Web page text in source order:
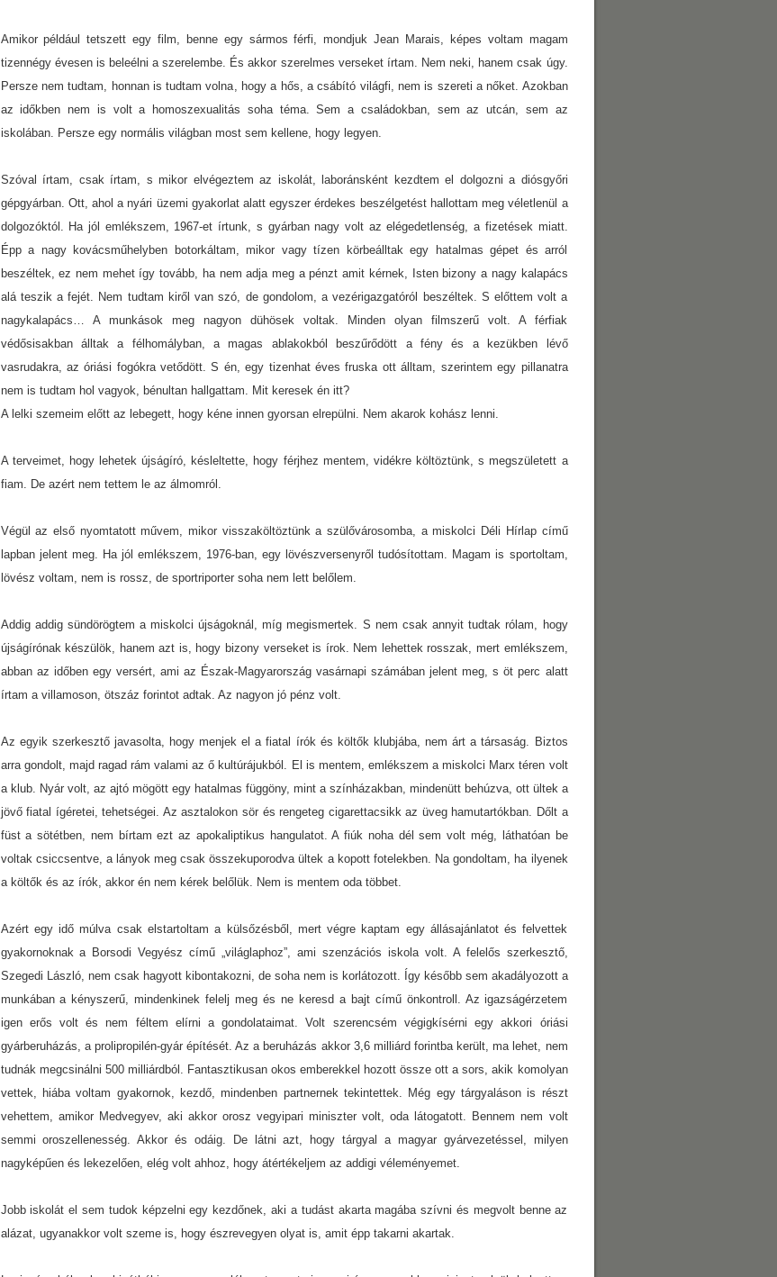
Amikor például tetszett egy film, benne egy sármos férfi, mondjuk Jean Marais, képes voltam magam
tizennégy évesen is beleélni a szerelembe. És akkor szerelmes verseket írtam. Nem neki, hanem csak úgy.
Persze nem tudtam, honnan is tudtam volna, hogy a hős, a csábító világfi, nem is szereti a nőket. Azokban
az időkben nem is volt a homoszexualitás soha téma. Sem a családokban, sem az utcán, sem az
iskolában. Persze egy normális világban most sem kellene, hogy legyen.
Szóval írtam, csak írtam, s mikor elvégeztem az iskolát, laboránsként kezdtem el dolgozni a diósgyőri
gépgyárban. Ott, ahol a nyári üzemi gyakorlat alatt egyszer érdekes beszélgetést hallottam meg véletlenül a
dolgozóktól. Ha jól emlékszem, 1967-et írtunk, s gyárban nagy volt az elégedetlenség, a fizetések miatt.
Épp a nagy kovácsműhelyben botorkáltam, mikor vagy tízen körbeálltak egy hatalmas gépet és arról
beszéltek, ez nem mehet így tovább, ha nem adja meg a pénzt amit kérnek, Isten bizony a nagy kalapács
alá teszik a fejét. Nem tudtam kiről van szó, de gondolom, a vezérigazgatóról beszéltek. S előttem volt a
nagykalapács… A munkások meg nagyon dühösek voltak. Minden olyan filmszerű volt. A férfiak
védősisakban álltak a félhomályban, a magas ablakokból beszűrődött a fény és a kezükben lévő
vasrudakra, az óriási fogókra vetődött. S én, egy tizenhat éves fruska ott álltam, szerintem egy pillanatra
nem is tudtam hol vagyok, bénultan hallgattam. Mit keresek én itt?
A lelki szemeim előtt az lebegett, hogy kéne innen gyorsan elrepülni. Nem akarok kohász lenni.
A terveimet, hogy lehetek újságíró, késleltette, hogy férjhez mentem, vidékre költöztünk, s megszületett a
fiam. De azért nem tettem le az álmomról.
Végül az első nyomtatott művem, mikor visszaköltöztünk a szülővárosomba, a miskolci Déli Hírlap című
lapban jelent meg. Ha jól emlékszem, 1976-ban, egy lövészversenyről tudósítottam. Magam is sportoltam,
lövész voltam, nem is rossz, de sportriporter soha nem lett belőlem.
Addig addig sündörögtem a miskolci újságoknál, míg megismertek. S nem csak annyit tudtak rólam, hogy
újságírónak készülök, hanem azt is, hogy bizony verseket is írok. Nem lehettek rosszak, mert emlékszem,
abban az időben egy versért, ami az Észak-Magyarország vasárnapi számában jelent meg, s öt perc alatt
írtam a villamoson, ötszáz forintot adtak. Az nagyon jó pénz volt.
Az egyik szerkesztő javasolta, hogy menjek el a fiatal írók és költők klubjába, nem árt a társaság. Biztos
arra gondolt, majd ragad rám valami az ő kultúrájukból. El is mentem, emlékszem a miskolci Marx téren volt
a klub. Nyár volt, az ajtó mögött egy hatalmas függöny, mint a színházakban, mindenütt behúzva, ott ültek a
jövő fiatal ígéretei, tehetségei. Az asztalokon sör és rengeteg cigarettacsikk az üveg hamutartókban. Dőlt a
füst a sötétben, nem bírtam ezt az apokaliptikus hangulatot. A fiúk noha dél sem volt még, láthatóan be
voltak csiccsentve, a lányok meg csak összekuporodva ültek a kopott fotelekben. Na gondoltam, ha ilyenek
a költők és az írók, akkor én nem kérek belőlük. Nem is mentem oda többet.
Azért egy idő múlva csak elstartoltam a külsőzésből, mert végre kaptam egy állásajánlatot és felvettek
gyakornoknak a Borsodi Vegyész című „világlaphoz”, ami szenzációs iskola volt. A felelős szerkesztő,
Szegedi László, nem csak hagyott kibontakozni, de soha nem is korlátozott. Így később sem akadályozott a
munkában a kényszerű, mindenkinek felelj meg és ne keresd a bajt című önkontroll. Az igazságérzetem
igen erős volt és nem féltem elírni a gondolataimat. Volt szerencsém végigkísérni egy akkori óriási
gyárberuházás, a prolipropilén-gyár építését. Az a beruházás akkor 3,6 milliárd forintba került, ma lehet, nem
tudnák megcsinálni 500 milliárdból. Fantasztikusan okos emberekkel hozott össze ott a sors, akik komolyan
vettek, hiába voltam gyakornok, kezdő, mindenben partnernek tekintettek. Még egy tárgyaláson is részt
vehettem, amikor Medvegyev, aki akkor orosz vegyipari miniszter volt, oda látogatott. Bennem nem volt
semmi oroszellenesség. Akkor és odáig. De látni azt, hogy tárgyal a magyar gyárvezetéssel, milyen
nagyképűen és lekezelően, elég volt ahhoz, hogy átértékeljem az addigi véleményemet.
Jobb iskolát el sem tudok képzelni egy kezdőnek, aki a tudást akarta magába szívni és megvolt benne az
alázat, ugyanakkor volt szeme is, hogy észrevegyen olyat is, amit épp takarni akartak.